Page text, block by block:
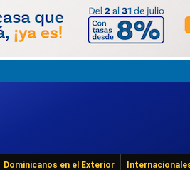
Dominicanos en el Exterior